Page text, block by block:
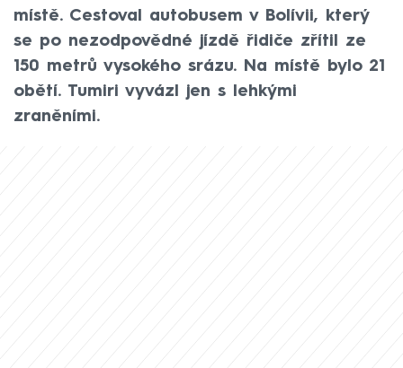
místě. Cestoval autobusem v Bolívii, který
se po nezodpovědné jízdě řidiče zřítil ze
150 metrů vysokého srázu. Na místě bylo 21
obětí. Tumiri vyvázl jen s lehkými
zraněními.